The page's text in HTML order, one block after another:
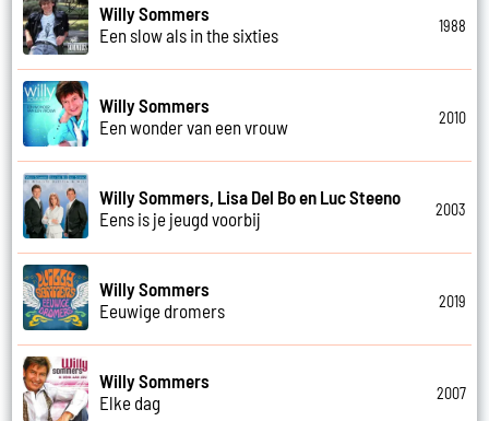
Willy Sommers
Een slow als in the sixties
1988
Willy Sommers
Een wonder van een vrouw
2010
Willy Sommers, Lisa Del Bo en Luc Steeno
Eens is je jeugd voorbij
2003
Willy Sommers
Eeuwige dromers
2019
Willy Sommers
Elke dag
2007